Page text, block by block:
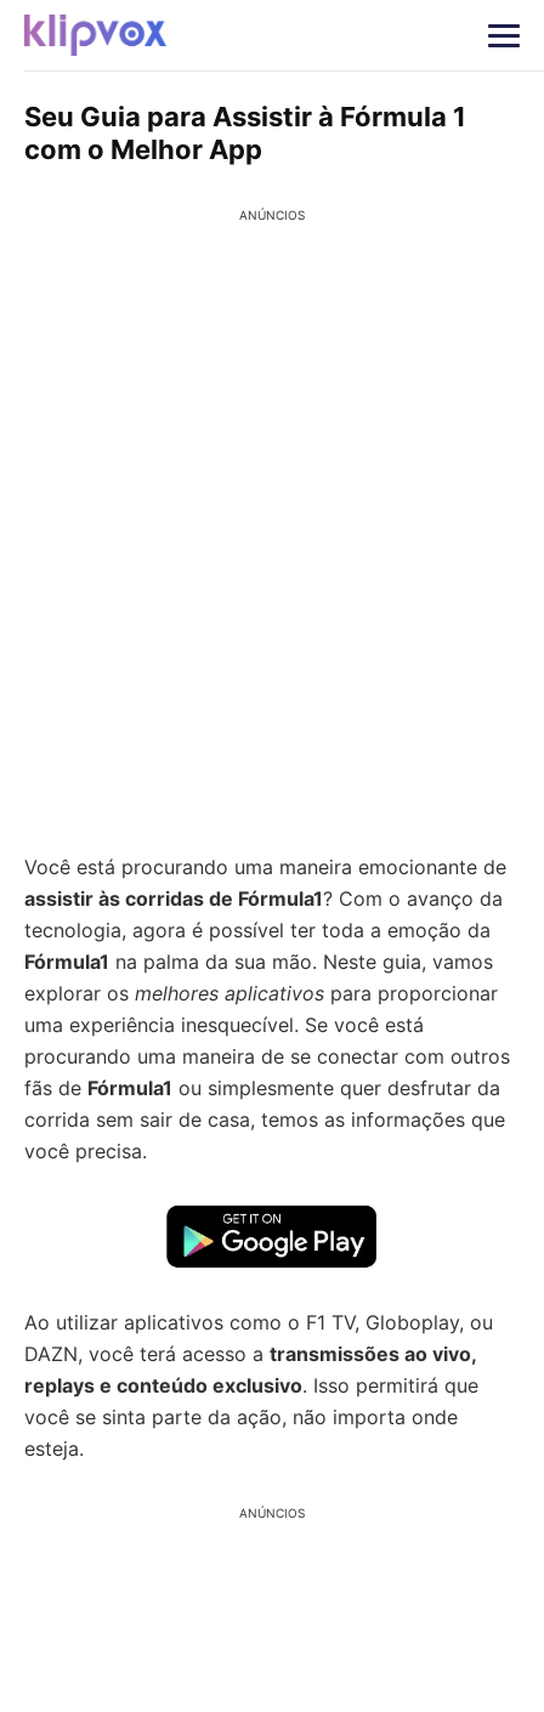
Seu Guia para Assistir à Fórmula 1
com o Melhor App
ANÚNCIOS
Você está procurando uma maneira emocionante de
assistir às corridas de Fórmula1? Com o avanço da
tecnologia, agora é possível ter toda a emoção da
Fórmula1 na palma da sua mão. Neste guia, vamos
explorar os melhores aplicativos para proporcionar
uma experiência inesquecível. Se você está
procurando uma maneira de se conectar com outros
fãs de Fórmula1 ou simplesmente quer desfrutar da
corrida sem sair de casa, temos as informações que
você precisa.
Ao utilizar aplicativos como o F1 TV, Globoplay, ou
DAZN, você terá acesso a transmissões ao vivo,
replays e conteúdo exclusivo. Isso permitirá que
você se sinta parte da ação, não importa onde
esteja.
ANÚNCIOS